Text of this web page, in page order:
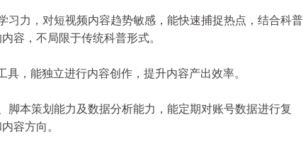
力，对短视频内容趋势敏感，能快速捕捉热点，结合科普
容，不局限于传统科普形式。
，能独立进行内容创作，提升内容产出效率。
本策划能力及数据分析能力，能定期对账号数据进行复
容方向。